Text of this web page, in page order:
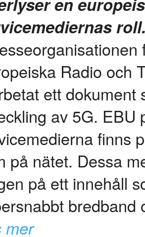
Radio och
ett dokument
av 5G. EBU
finns
på nätet. Dessa
på ett innehåll
bredband
mer